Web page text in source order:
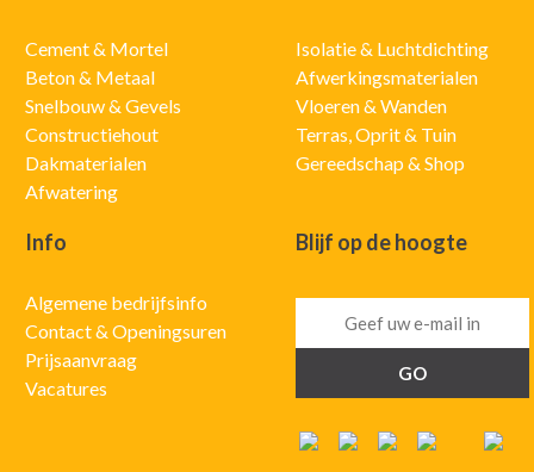
Cement & Mortel
Beton & Metaal
Snelbouw & Gevels
Constructiehout
Dakmaterialen
Afwatering
Isolatie & Luchtdichting
Afwerkingsmaterialen
Vloeren & Wanden
Terras, Oprit & Tuin
Gereedschap & Shop
Info
Algemene bedrijfsinfo
Contact & Openingsuren
Prijsaanvraag
Vacatures
Blijf op de hoogte